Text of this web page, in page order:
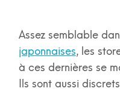
Assez semblable
japonnaises, les
à ces dernières se
Ils sont aussi